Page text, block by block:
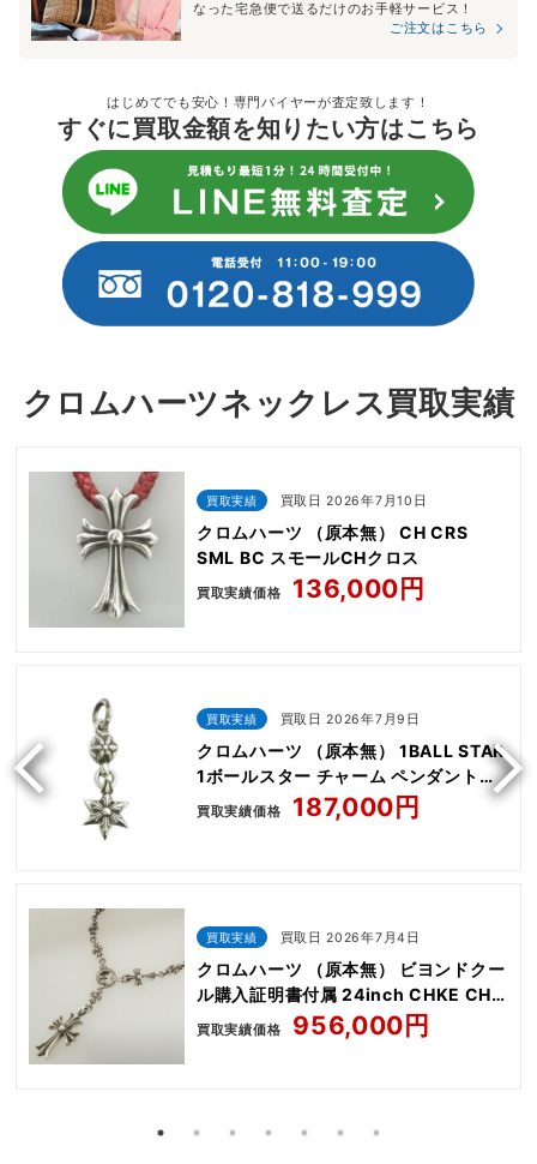
なった宅急便で送るだけのお手軽サービス！
ご注文はこちら
はじめてでも安心！専門バイヤーが査定致します！
すぐに買取金額を知りたい方はこちら
クロムハーツネックレス買取実績
買取実績 買取日 2026年7月10日
クロムハーツ （原本無） CH CRS
SML BC スモールCHクロス
買取実績価格 136,000円
買取実績 買取日 2026年7月9日
クロムハーツ （原本無） 1BALL STAR
1ボールスター チャーム ペンダントト
ップ
買取実績価格 187,000円
買取実績 買取日 2026年7月4日
クロムハーツ （原本無） ビヨンドクー
ル購入証明書付属 24inch CHKE CHN
TNYE W CH CRS
買取実績価格 956,000円